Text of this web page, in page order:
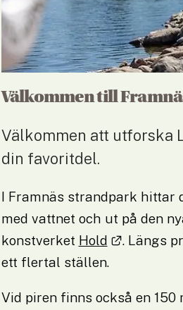
Välkommen till
Välkommen att utforska
din favoritdel.
I Framnäs strandpark hittar
med vattnet och ut på den
konstverket Hold Länk till
. Längs
ett flertal ställen.
Vid piren finns också en